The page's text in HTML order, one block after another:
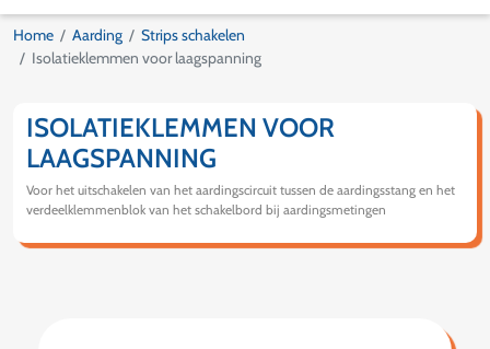
Home Aarding
Strips schakelen
Isolatieklemmen voor laagspanning
ISOLATIEKLEMMEN VOOR
LAAGSPANNING
Voor het uitschakelen van het aardingscircuit tussen de aardingsstang en het
verdeelklemmenblok van het schakelbord bij aardingsmetingen